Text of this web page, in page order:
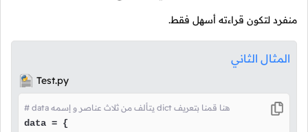
منفرد لتكون قراءته أسهل فقط.
المثال الثاني
Test.py
# data يتألف من ثلاث عناصر و إسمه dict هنا قمنا بتعريف
data = {